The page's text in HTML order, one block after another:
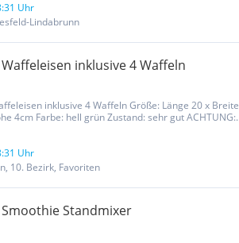
Uhr
Lindabrunn
inklusive 4 Waffeln
inklusive 4 Waffeln Größe: Länge 20 x Breite
4cm Farbe: hell grün Zustand: sehr gut ACHTUNG:
Uhr
10. Bezirk, Favoriten
Standmixer